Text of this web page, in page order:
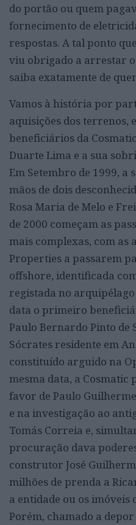
do portão ou quem
fornecimento de
respostas. A tal ponto
viu obrigado a arrestar
saiba exatamente de
Vamos à história por
aquisições dos terrenos,
beneficiários da
Duarte Lima e a sua
Em Setembro de 1999, a
mãos de dois
Rosa Maria de Melo e
de 2000 começam as
mais complexas, com as
Properties a passarem
offshore, identificada
registada no arquipélago
data o primeiro
Paulo Bernardo Pinto de
Sócrates residente em
constituído arguido na
mesma data, a
favor de Paulo
e na investigação ao
Tomás Correia e,
procuração dava
construtor José
milhões de prenda a
a entidade ou os imóveis
Porém, chamado a